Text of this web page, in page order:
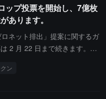
な内容は以下の通りです：第
に延期し、全ての 7 億 JUP
レットに返還し、将来の使用
ステーキングのスナップショ
議します。第二に、チーム
プ投票を開始し、7億枚
あります。
ネット排出」提案に関するガ
2 月 22 日まで続きます。こ
を避け、JUP の現在の歴史的
ン